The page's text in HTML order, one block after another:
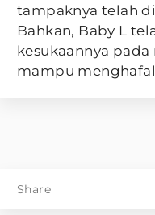
tampaknya telah
Bahkan, Baby L
kesukaannya
mampu
Share